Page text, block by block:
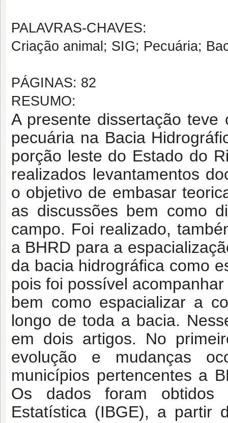
PALAVRAS-CHAVES:
Criação animal; SIG; Pecuária;
PÁGINAS: 82
RESUMO:
A presente dissertação
pecuária na Bacia
porção leste do Estado do
realizados levantamentos
o objetivo de embasar
as discussões bem como
campo. Foi realizado,
a BHRD para a
da bacia hidrográfica como
pois foi possível
bem como espacializar a
longo de toda a bacia.
em dois artigos. No
evolução e mudanças
municípios pertencentes a
Os dados foram obtidos
Estatística (IBGE), a partir